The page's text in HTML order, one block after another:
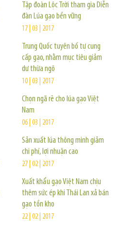
Tập đoàn Lộc Trời tham gia Diễn
đàn Lúa gạo bền vững
17 | 03 | 2017
Trung Quốc tuyên bố tự cung
cấp gạo, nhằm mục tiêu giảm
dư thừa ngô
10 | 03 | 2017
Chọn ngã rẽ cho lúa gạo Việt
Nam
06 | 03 | 2017
Sản xuất lúa thông minh giảm
chi phí, lợi nhuận cao
27 | 02 | 2017
Xuất khẩu gạo Việt Nam chịu
thêm sức ép khi Thái Lan xả bán
gạo tồn kho
22 | 02 | 2017